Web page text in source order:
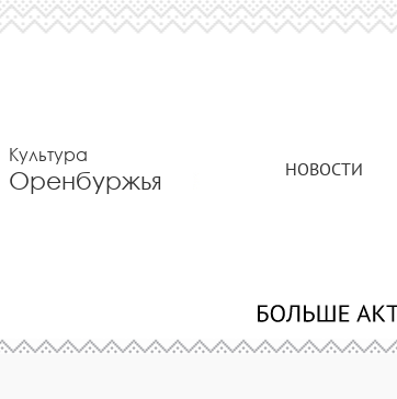
Культура
Оренбуржья НОВОСТИ